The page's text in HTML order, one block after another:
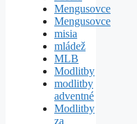
Mengusovce
Mengusovce
misia
mládež
MLB
Modlitby
modlitby
adventné
Modlitby
za